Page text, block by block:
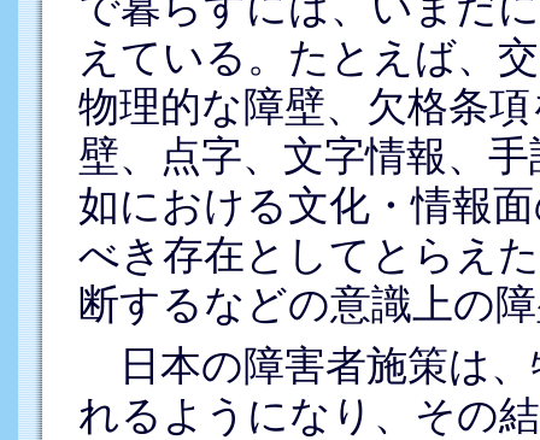
えている。たとえば、
物理的な障壁、欠格条
壁、点字、文字情報、
如における文化・情報
べき存在としてとらえ
断するなどの意識上の
日本の障害者施策は
れるようになり、その